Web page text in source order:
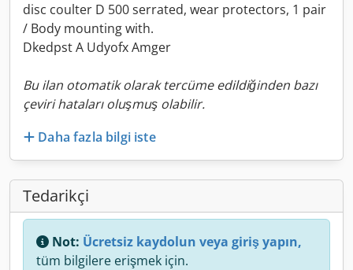
disc coulter D 500 serrated, wear protectors, 1 pair
/ Body mounting with.
Dkedpst A Udyofx Amger
Bu ilan otomatik olarak tercüme edildiğinden bazı
çeviri hataları oluşmuş olabilir.
Daha fazla bilgi iste
Tedarikçi
Not: Ücretsiz kaydolun veya giriş yapın,
tüm bilgilere erişmek için.